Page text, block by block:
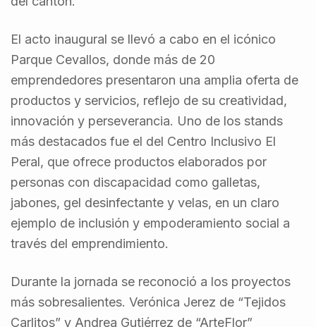
El acto inaugural se llevó a cabo en el icónico
Parque Cevallos, donde más de 20
emprendedores presentaron una amplia oferta de
productos y servicios, reflejo de su creatividad,
innovación y perseverancia. Uno de los stands
más destacados fue el del Centro Inclusivo El
Peral, que ofrece productos elaborados por
personas con discapacidad como galletas,
jabones, gel desinfectante y velas, en un claro
ejemplo de inclusión y empoderamiento social a
través del emprendimiento.
Durante la jornada se reconoció a los proyectos
más sobresalientes. Verónica Jerez de “Tejidos
Carlitos” y Andrea Gutiérrez de “ArteFlor”